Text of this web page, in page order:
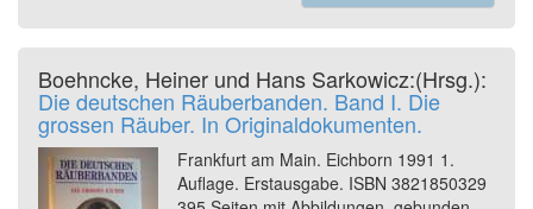
Boehncke, Heiner und Hans Sarkowicz:(Hrsg.):
Die deutschen Räuberbanden. Band I. Die
grossen Räuber. In Originaldokumenten.
Frankfurt am Main. Eichborn 1991 1.
Auflage. Erstausgabe. ISBN 3821850329